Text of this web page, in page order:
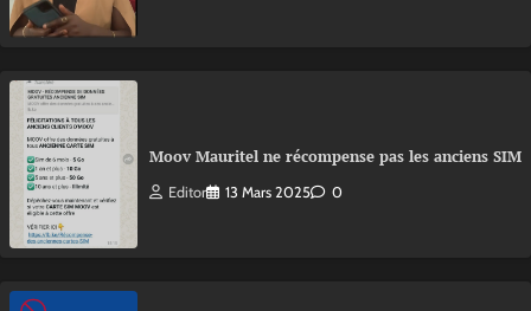
Moov Mauritel ne récompense pas les anciens SIM
Editor 13 Mars 2025 0